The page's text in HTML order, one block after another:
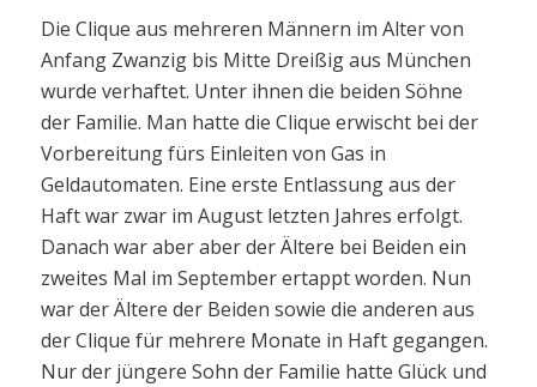
Die Clique aus mehreren Männern im Alter von
Anfang Zwanzig bis Mitte Dreißig aus München
wurde verhaftet. Unter ihnen die beiden Söhne
der Familie. Man hatte die Clique erwischt bei der
Vorbereitung fürs Einleiten von Gas in
Geldautomaten. Eine erste Entlassung aus der
Haft war zwar im August letzten Jahres erfolgt.
Danach war aber aber der Ältere bei Beiden ein
zweites Mal im September ertappt worden. Nun
war der Ältere der Beiden sowie die anderen aus
der Clique für mehrere Monate in Haft gegangen.
Nur der jüngere Sohn der Familie hatte Glück und